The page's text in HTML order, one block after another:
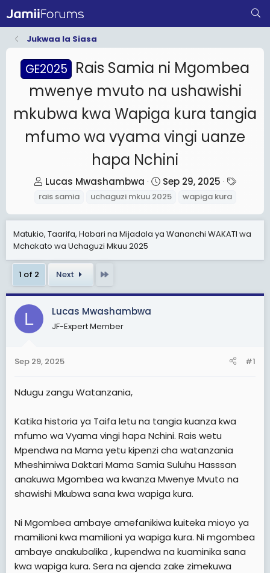
Jukwaa la Siasa
GE2025 Rais Samia ni Mgombea
mwenye mvuto na ushawishi
mkubwa kwa Wapiga kura tangia
mfumo wa vyama vingi uanze
hapa Nchini
T
h
e
a
s
t
a
Lucas Mwashambwa
S
t
r
t
e
Sep 29, 2025
T
s
rais samia uchaguzi mkuu 2025 wapiga kura
Matukio, Taarifa, Habari na Mijadala ya Wananchi WAKATI wa
Mchakato wa Uchaguzi Mkuu 2025
1 of 2 Next
L Lucas Mwashambwa
JF-Expert Member
Sep 29, 2025 #1
Ndugu zangu Watanzania,
Katika historia ya Taifa letu na tangia kuanza kwa
mfumo wa Vyama vingi hapa Nchini. Rais wetu
Mpendwa na Mama yetu kipenzi cha watanzania
Mheshimiwa Daktari Mama Samia Suluhu Hasssan
anakuwa Mgombea wa kwanza Mwenye Mvuto na
shawishi Mkubwa sana kwa wapiga kura.
Ni Mgombea ambaye amefanikiwa kuiteka mioyo ya
mamilioni kwa mamilioni ya wapiga kura. Ni mgombea
ambaye anakubalika , kupendwa na kuaminika sana
kwa wapiga kura. Sera na ajenda zake zimekuwa